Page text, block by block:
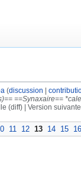
(discussion
==Synaxaire==
(diff) | Version
11 12 13 14 15 16